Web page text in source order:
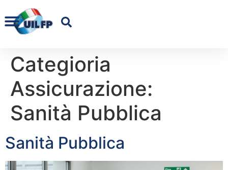
Categioria
Assicurazione:
Sanità Pubblica
Sanità Pubblica